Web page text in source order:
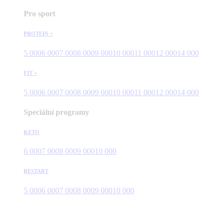
Pro sport
PROTEIN +
5 0006 0007 0008 0009 00010 00011 00012 00014 000
FIT +
5 0006 0007 0008 0009 00010 00011 00012 00014 000
Speciální programy
KETO
6 0007 0008 0009 00010 000
RESTART
5 0006 0007 0008 0009 00010 000